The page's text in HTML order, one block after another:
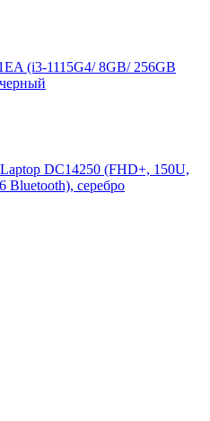
(i3-1115G4/ 8GB/ 256GB